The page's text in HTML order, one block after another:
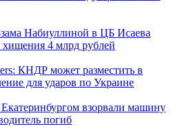
Набиуллиной в ЦБ Исаева
хищения 4 млрд рублей
КНДР может разместить в
для ударов по Украине
взорвали машину
погиб